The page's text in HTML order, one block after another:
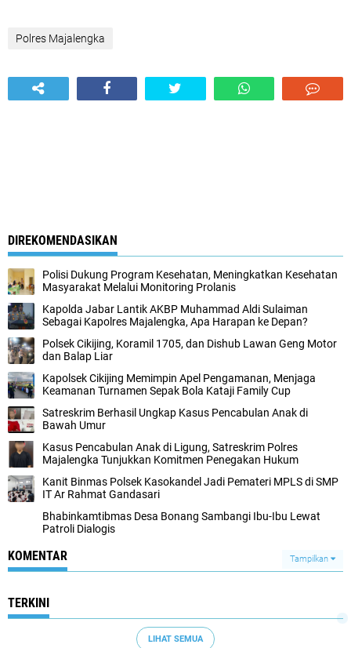
Polres Majalengka
DIREKOMENDASIKAN
Polisi Dukung Program Kesehatan, Meningkatkan Kesehatan
Masyarakat Melalui Monitoring Prolanis
Kapolda Jabar Lantik AKBP Muhammad Aldi Sulaiman
Sebagai Kapolres Majalengka, Apa Harapan ke Depan?
Polsek Cikijing, Koramil 1705, dan Dishub Lawan Geng Motor
dan Balap Liar
Kapolsek Cikijing Memimpin Apel Pengamanan, Menjaga
Keamanan Turnamen Sepak Bola Kataji Family Cup
Satreskrim Berhasil Ungkap Kasus Pencabulan Anak di
Bawah Umur
Kasus Pencabulan Anak di Ligung, Satreskrim Polres
Majalengka Tunjukkan Komitmen Penegakan Hukum
Kanit Binmas Polsek Kasokandel Jadi Pemateri MPLS di SMP
IT Ar Rahmat Gandasari
Bhabinkamtibmas Desa Bonang Sambangi Ibu-Ibu Lewat
Patroli Dialogis
KOMENTAR Tampilkan
TERKINI
LIHAT SEMUA